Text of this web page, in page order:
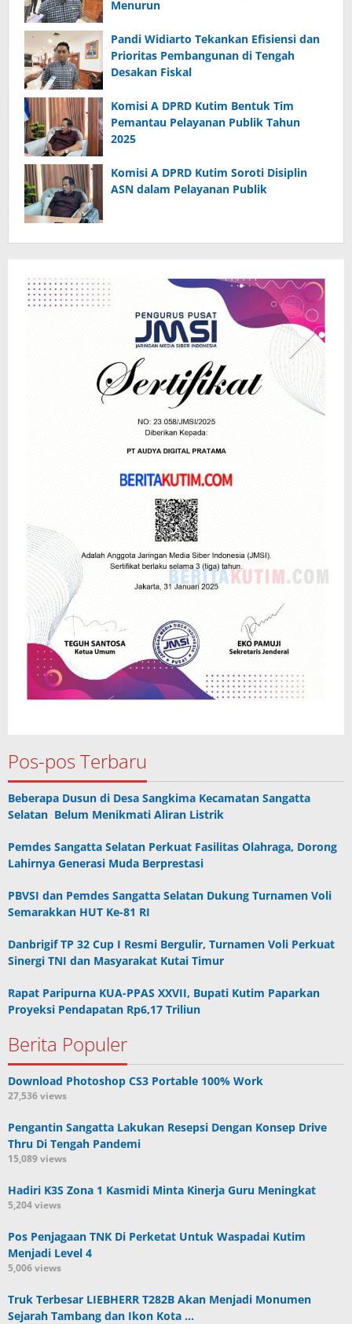
Menurun
Pandi Widiarto Tekankan Efisiensi dan
Prioritas Pembangunan di Tengah
Desakan Fiskal
Komisi A DPRD Kutim Bentuk Tim
Pemantau Pelayanan Publik Tahun
2025
Komisi A DPRD Kutim Soroti Disiplin
ASN dalam Pelayanan Publik
Pos-pos Terbaru
Beberapa Dusun di Desa Sangkima Kecamatan Sangatta
Selatan Belum Menikmati Aliran Listrik
Pemdes Sangatta Selatan Perkuat Fasilitas Olahraga, Dorong
Lahirnya Generasi Muda Berprestasi
PBVSI dan Pemdes Sangatta Selatan Dukung Turnamen Voli
Semarakkan HUT Ke-81 RI
Danbrigif TP 32 Cup I Resmi Bergulir, Turnamen Voli Perkuat
Sinergi TNI dan Masyarakat Kutai Timur
Rapat Paripurna KUA-PPAS XXVII, Bupati Kutim Paparkan
Proyeksi Pendapatan Rp6,17 Triliun
Berita Populer
Download Photoshop CS3 Portable 100% Work
27,536 views
Pengantin Sangatta Lakukan Resepsi Dengan Konsep Drive
Thru Di Tengah Pandemi
15,089 views
Hadiri K3S Zona 1 Kasmidi Minta Kinerja Guru Meningkat
5,204 views
Pos Penjagaan TNK Di Perketat Untuk Waspadai Kutim
Menjadi Level 4
5,006 views
Truk Terbesar LIEBHERR T282B Akan Menjadi Monumen
Sejarah Tambang dan Ikon Kota …